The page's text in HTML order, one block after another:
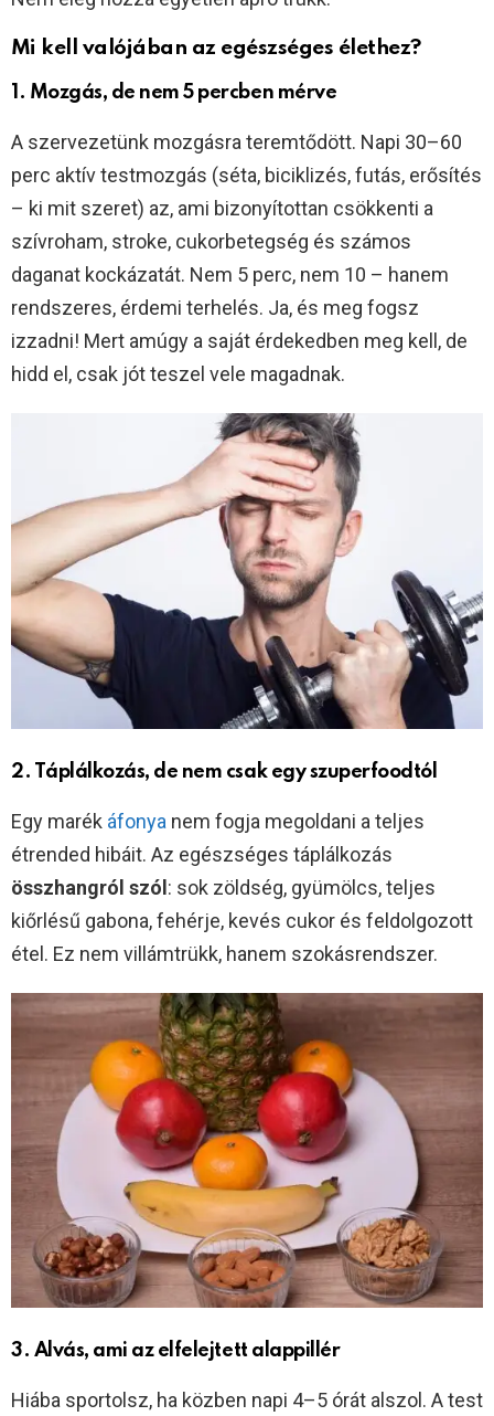
Mi kell valójában az egészséges élethez?
1. Mozgás, de nem 5 percben mérve
A szervezetünk mozgásra teremtődött. Napi 30–60
perc aktív testmozgás (séta, biciklizés, futás, erősítés
– ki mit szeret) az, ami bizonyítottan csökkenti a
szívroham, stroke, cukorbetegség és számos
daganat kockázatát. Nem 5 perc, nem 10 – hanem
rendszeres, érdemi terhelés. Ja, és meg fogsz
izzadni! Mert amúgy a saját érdekedben meg kell, de
hidd el, csak jót teszel vele magadnak.
2. Táplálkozás, de nem csak egy szuperfoodtól
Egy marék áfonya nem fogja megoldani a teljes
étrended hibáit. Az egészséges táplálkozás
összhangról szól: sok zöldség, gyümölcs, teljes
kiőrlésű gabona, fehérje, kevés cukor és feldolgozott
étel. Ez nem villámtrükk, hanem szokásrendszer.
3. Alvás, ami az elfelejtett alappillér
Hiába sportolsz, ha közben napi 4–5 órát alszol. A test